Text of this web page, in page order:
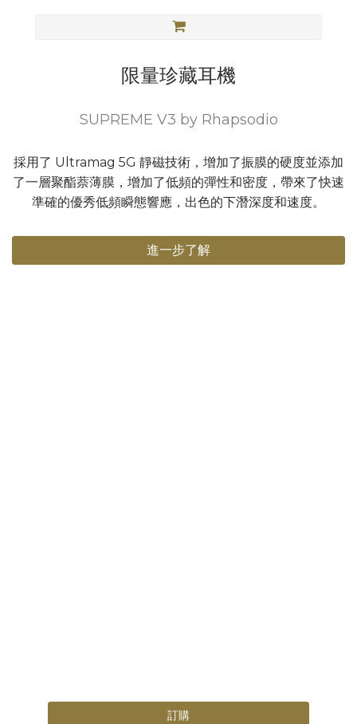
限量珍藏耳機
SUPREME V3 by Rhapsodio
採用了 Ultramag 5G 靜磁技術，增加了振膜的硬度並添加
了一層聚酯萘薄膜，增加了低頻的彈性和密度，帶來了快速
準確的優秀低頻瞬態響應，出色的下潛深度和速度。
進一步了解
訂購